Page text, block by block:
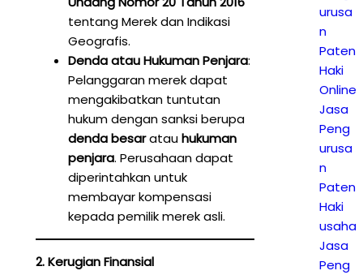
tentang Merek dan Indikasi
Geografis.
Denda atau Hukuman Penjara:
Pelanggaran merek dapat
mengakibatkan tuntutan
hukum dengan sanksi berupa
denda besaratauhukuman
penjara. Perusahaan dapat
diperintahkan untuk
membayar kompensasi
kepada pemilik merek asli.
2. Kerugian Finansial
urusa
n
Paten
Haki
Online
Jasa
Peng
urusa
n
Paten
Haki
usaha
Jasa
Peng